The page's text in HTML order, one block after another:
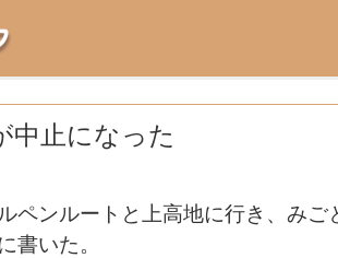
中止になった
ペンルートと上高地に行き、みご
書いた。